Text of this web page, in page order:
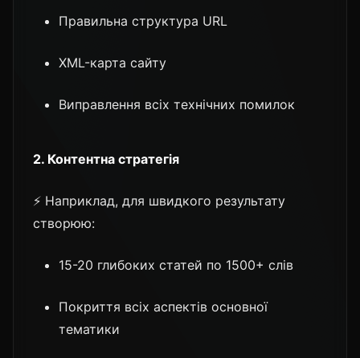
Правильна структура URL
XML-карта сайту
Виправлення всіх технічних помилок
2. Контентна стратегія
⚡ Наприклад, для швидкого результату
створюю:
15-20 глибоких статей по 1500+ слів
Покриття всіх аспектів основної
тематики